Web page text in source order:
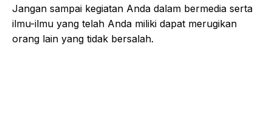
Jangan sampai kegiatan Anda dalam bermedia serta
ilmu-ilmu yang telah Anda miliki dapat merugikan
orang lain yang tidak bersalah.